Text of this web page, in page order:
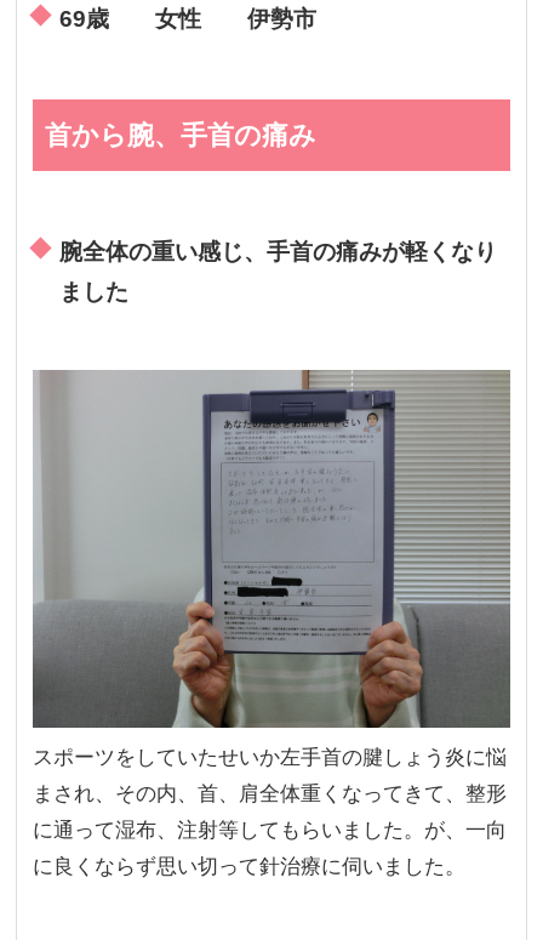
69歳 女性 伊勢市
首から腕、手首の痛み
腕全体の重い感じ、手首の痛みが軽くなり
ました
スポーツをしていたせいか左手首の腱しょう炎に悩
まされ、その内、首、肩全体重くなってきて、整形
に通って湿布、注射等してもらいました。が、一向
に良くならず思い切って針治療に伺いました。